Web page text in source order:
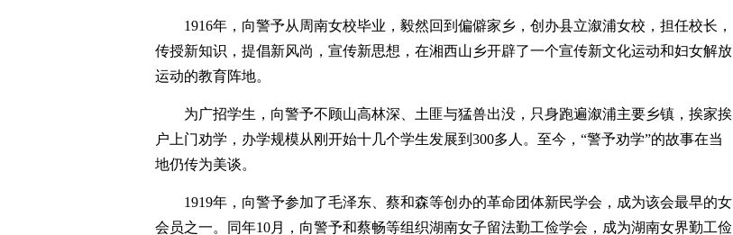
1916年，向警予从周南女校毕业，毅然回到偏僻家乡，创办县立溆浦女校，担任校长，
传授新知识，提倡新风尚，宣传新思想，在湘西山乡开辟了一个宣传新文化运动和妇女解放
运动的教育阵地。
为广招学生，向警予不顾山高林深、土匪与猛兽出没，只身跑遍溆浦主要乡镇，挨家挨
户上门劝学，办学规模从刚开始十几个学生发展到300多人。至今，“警予劝学”的故事在当
地仍传为美谈。
1919年，向警予参加了毛泽东、蔡和森等创办的革命团体新民学会，成为该会最早的女
会员之一。同年10月，向警予和蔡畅等组织湖南女子留法勤工俭学会，成为湖南女界勤工俭